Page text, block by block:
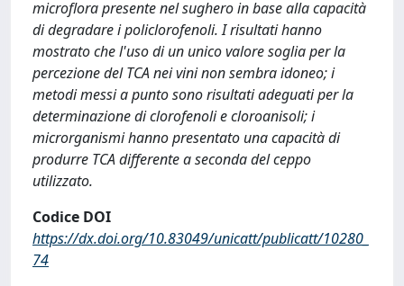
microflora presente nel sughero in base alla capacità
di degradare i policlorofenoli. I risultati hanno
mostrato che l'uso di un unico valore soglia per la
percezione del TCA nei vini non sembra idoneo; i
metodi messi a punto sono risultati adeguati per la
determinazione di clorofenoli e cloroanisoli; i
microrganismi hanno presentato una capacità di
produrre TCA differente a seconda del ceppo
utilizzato.
Codice DOI
https://dx.doi.org/10.83049/unicatt/publicatt/10280_
74